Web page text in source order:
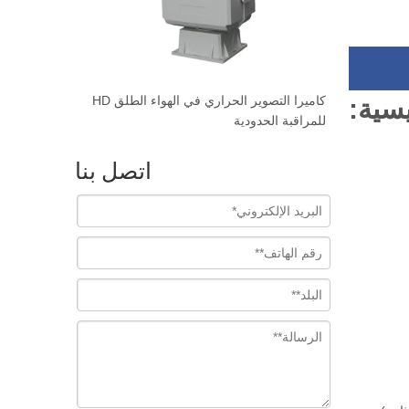
كاميرا التصوير الحراري المسافة طويلة المدى
لمحبي البحرية
الحمراء
اتصل بنا